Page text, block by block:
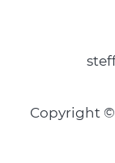
Copyright ©